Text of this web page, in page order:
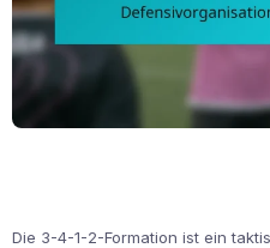
Die 3-4-1-2-Formation ist ein